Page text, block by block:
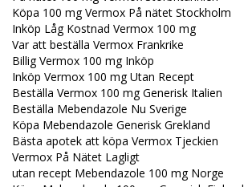
Köpa 100 mg Vermox På nätet Stockholm
Inköp Låg Kostnad Vermox 100 mg
Var att beställa Vermox Frankrike
Billig Vermox 100 mg Inköp
Inköp Vermox 100 mg Utan Recept
Beställa Vermox 100 mg Generisk Italien
Beställa Mebendazole Nu Sverige
Köpa Mebendazole Generisk Grekland
Bästa apotek att köpa Vermox Tjeckien
Vermox På Nätet Lagligt
utan recept Mebendazole 100 mg Norge